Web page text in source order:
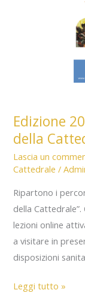
Edizione
della
Lascia un
Cattedrale /
Ripartono i
della Cattedrale”.
lezioni online
a visitare in
disposizioni
Edizione
Leggi tutto »